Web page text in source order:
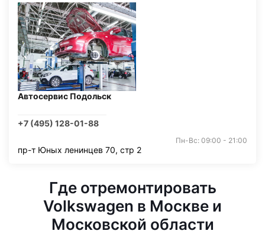
Автосервис Подольск
+7 (495) 128-01-88
Пн-Вс: 09:00 - 21:00
пр-т Юных ленинцев 70, стр 2
Где отремонтировать
Volkswagen в Москве и
Московской области